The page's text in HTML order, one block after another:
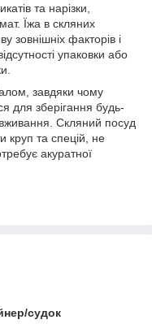
та нарізки,
Їжа в скляних
зовнішніх факторів і
упаковки або
завдяки чому
для зберігання будь-
Скляний посуд
круп та спецій, не
акуратної
судок